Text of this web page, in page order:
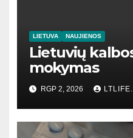
LIETUVA NAUJIENOS
Lietuvių
mokymas
RGP 2, 2026